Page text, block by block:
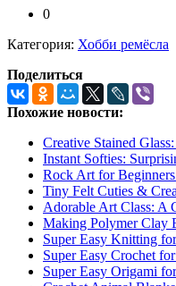
0
Категория: Хобби ремёсла
Поделиться
Похожие новости:
Creative Stained
Instant Softies:
Rock Art for
Tiny Felt Cuties &
Adorable Art Class: A
Making Polymer Clay
Super Easy Knitting
Super Easy Crochet
Super Easy Origami